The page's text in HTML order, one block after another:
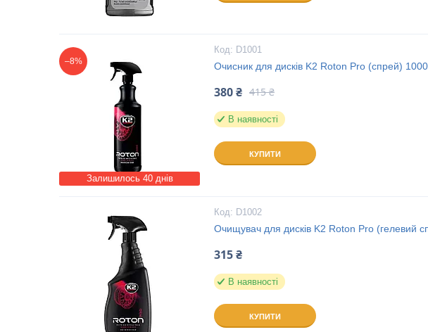
–8%
Залишилось 40 днів
D1001
Очисник для дисків K2 Roton Pro (спрей)
380 ₴ 415 ₴
В наявності
КУПИТИ
D1002
Очищувач для дисків K2 Roton Pro (гелевий
315 ₴
В наявності
КУПИТИ